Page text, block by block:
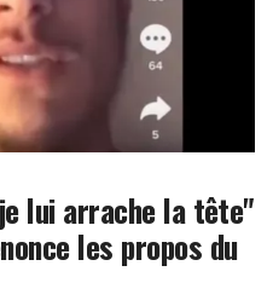
lui arrache la tête"
les propos du